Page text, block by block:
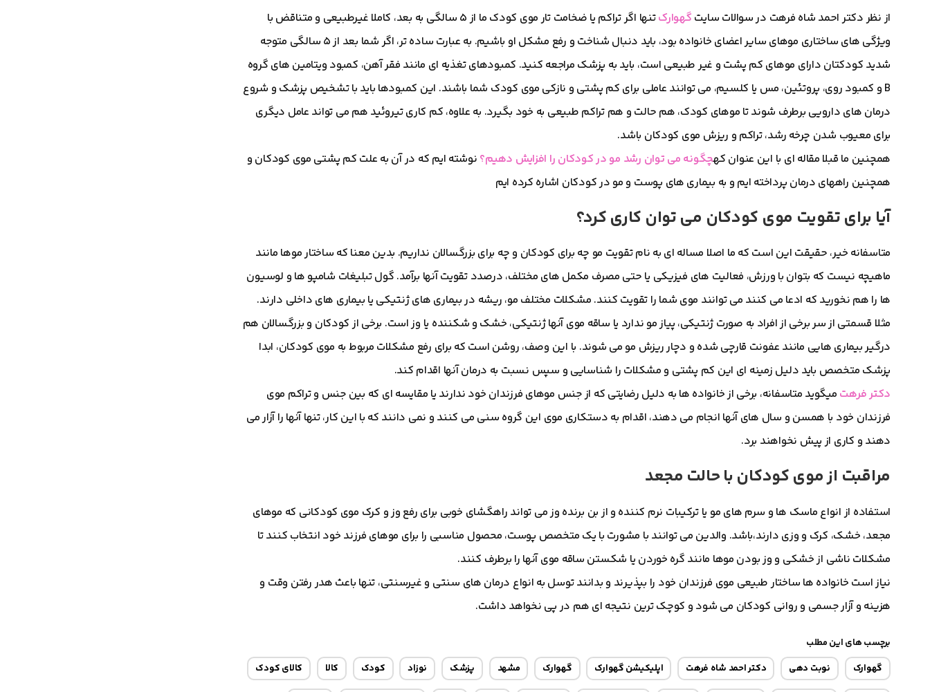
از نظر دکتر احمد شاه فرهت در سوالات سایت گهوارک
تنها اگر تراکم یا ضخامت تار موی کودک ما از ۵ سالگی به بعد، کاملا غیرطبیعی و متناقض با
ویژگی های ساختاری موهای سایر اعضای خانواده بود، باید دنبال شناخت و رفع مشکل او باشیم. به عبارت ساده تر، اگر شما بعد از ۵ سالگی متوجه
شدید کودکتان دارای موهای کم پشت و غیر طبیعی است، باید به پزشک مراجعه کنید. کمبودهای تغذیه ای مانند فقر آهن، کمبود ویتامین های گروه
B و کمبود روی، پروتئین، مس یا کلسیم، می توانند عاملی برای کم پشتی و نازکی موی کودک شما باشند. این کمبودها باید با تشخیص پزشک و شروع
درمان های دارویی برطرف شوند تا موهای کودک، هم حالت و هم تراکم طبیعی به خود بگیرد. به علاوه، کم کاری تیروئید هم می تواند عامل دیگری
برای معیوب شدن چرخه رشد، تراکم و ریزش موی کودکان باشد.
همچنین ما قبلا مقاله ای با این عنوان کهچگونه می توان رشد مو در کودکان را افزایش دهیم؟ نوشته ایم که در آن به علت کم پشتی موی کودکان و
همچنین راههای درمان پرداخته ایم و به بیماری های پوست و مو در کودکان اشاره کرده ایم
آیا برای تقویت موی کودکان می توان کاری کرد؟
متاسفانه خیر، حقیقت این است که ما اصلا مساله ای به نام تقویت مو چه برای کودکان و چه برای بزرگسالان نداریم. بدین معنا که ساختار موها مانند
ماهیچه نیست که بتوان با ورزش، فعالیت های فیزیکی یا حتی مصرف مکمل های مختلف، درصدد تقویت آنها برآمد. گول تبلیغات شامپو ها و لوسیون
ها را هم نخورید که ادعا می کنند می توانند موی شما را تقویت کنند. مشکلات مختلف مو، ریشه در بیماری های ژنتیکی یا بیماری های داخلی دارند.
مثلا قسمتی از سر برخی از افراد به صورت ژنتیکی، پیاز مو ندارد یا ساقه موی آنها ژنتیکی، خشک و شکننده یا وز است. برخی از کودکان و بزرگسالان هم
درگیر بیماری هایی مانند عفونت قارچی شده و دچار ریزش مو می شوند. با این وصف، روشن است که برای رفع مشکلات مربوط به موی کودکان، ابدا
پزشک متخصص باید دلیل زمینه ای این کم پشتی و مشکلات را شناسایی و سپس نسبت به درمان آنها اقدام کند.
دکتر فرهت میگوید متاسفانه، برخی از خانواده ها به دلیل رضایتی که از جنس موهای فرزندان خود ندارند یا مقایسه ای که بین جنس و تراکم موی
فرزندان خود با همسن و سال های آنها انجام می دهند، اقدام به دستکاری موی این گروه سنی می کنند و نمی دانند که با این کار، تنها آنها را آزار می
دهند و کاری از پیش نخواهند برد.
مراقبت از موی کودکان با حالت مجعد
استفاده از انواع ماسک ها و سرم های مو یا ترکیبات نرم کننده و از بن برنده وز می تواند راهگشای خوبی برای رفع وز و کرک موی کودکانی که موهای
مجعد، خشک، کرک و وزی دارند،باشد. والدین می توانند با مشورت با یک متخصص پوست، محصول مناسبی را برای موهای فرزند خود انتخاب کنند تا
مشکلات ناشی از خشکی و وز بودن موها مانند گره خوردن یا شکستن ساقه موی آنها را برطرف کنند.
نیاز است خانواده ها ساختار طبیعی موی فرزندان خود را بپذیرند و بدانند توسل به انواع درمان های سنتی و غیرسنتی، تنها باعث هدر رفتن وقت و
هزینه و آزار جسمی و روانی کودکان می شود و کوچک ترین نتیجه ای هم در پی نخواهد داشت.
برچسب های این مطلب
گهوارک
نوبت دهی دکتر احمد شاه فرهت اپلیکیشن گهوارک گهوارک مشهد پزشک نوزاد کودک کالا کالای کودک